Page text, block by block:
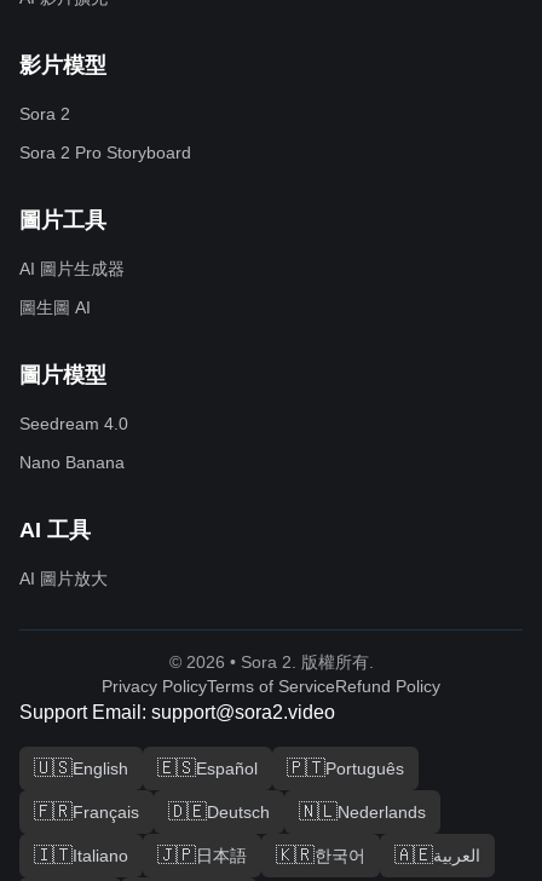
影片模型
Sora 2
Sora 2 Pro Storyboard
圖片工具
AI 圖片生成器
圖生圖 AI
圖片模型
Seedream 4.0
Nano Banana
AI 工具
AI 圖片放大
© 2026 • Sora 2. 版權所有.
Privacy PolicyTerms of ServiceRefund Policy
Support Email: support@sora2.video
🇺🇸English 🇪🇸Español 🇵🇹Português
🇫🇷Français 🇩🇪Deutsch 🇳🇱Nederlands
🇮🇹Italiano 🇯🇵日本語 🇰🇷한국어 🇦🇪العربية